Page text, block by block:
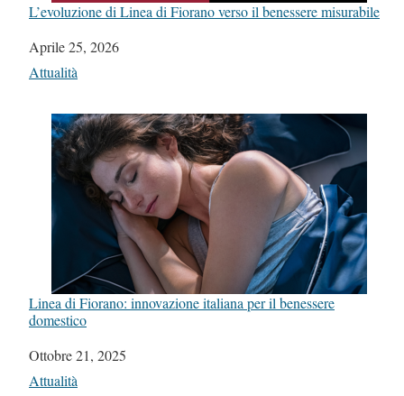
L’evoluzione di Linea di Fiorano verso il benessere misurabile
Data
Aprile 25, 2026
In relazione a
Attualità
Linea di Fiorano: innovazione italiana per il benessere
domestico
Data
Ottobre 21, 2025
In relazione a
Attualità